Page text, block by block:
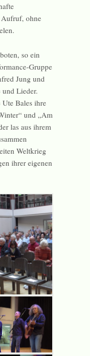
ohne
so ein
Gruppe
Jung und
Lieder.
Bales ihre
und „Am
las aus ihrem
Weltkrieg
ihrer eigenen